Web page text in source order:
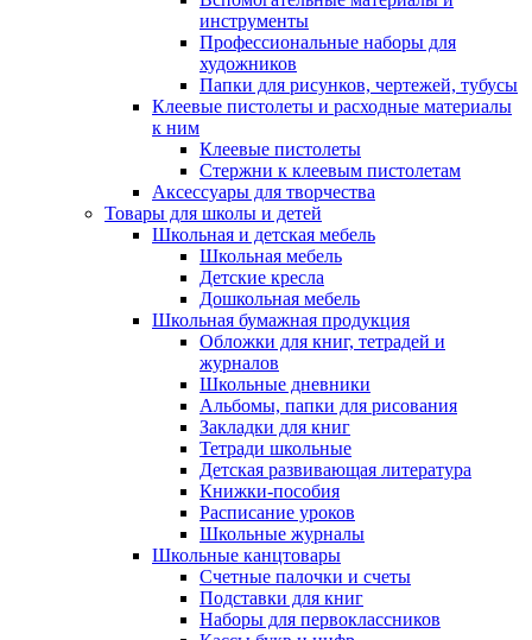
инструменты
Профессиональные наборы для
художников
Папки для рисунков, чертежей, тубусы
Клеевые пистолеты и расходные материалы
к ним
Клеевые пистолеты
Стержни к клеевым пистолетам
Аксессуары для творчества
Товары для школы и детей
Школьная и детская мебель
Школьная мебель
Детские кресла
Дошкольная мебель
Школьная бумажная продукция
Обложки для книг, тетрадей и
журналов
Школьные дневники
Альбомы, папки для рисования
Закладки для книг
Тетради школьные
Детская развивающая литература
Книжки-пособия
Расписание уроков
Школьные журналы
Школьные канцтовары
Счетные палочки и счеты
Подставки для книг
Наборы для первоклассников